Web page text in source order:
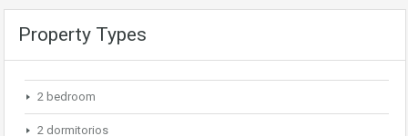
Property Types
2 bedroom
2 dormitorios